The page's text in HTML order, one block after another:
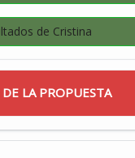
de Cristina
LA PROPUESTA